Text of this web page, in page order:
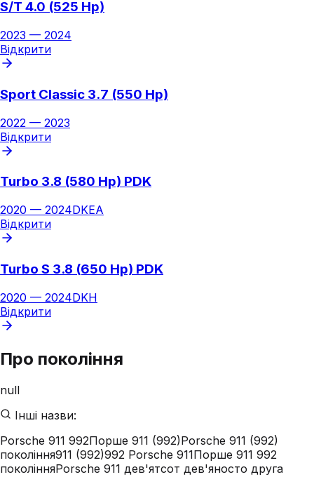
S/T 4.0 (525 Hp)
2023 — 2024
Відкрити
Sport Classic 3.7 (550 Hp)
2022 — 2023
Відкрити
Turbo 3.8 (580 Hp) PDK
2020 — 2024DKEA
Відкрити
Turbo S 3.8 (650 Hp) PDK
2020 — 2024DKH
Відкрити
Про покоління
null
Інші назви:
Porsche 911 992Порше 911 (992)Porsche 911 (992)
покоління911 (992)992 Porsche 911Порше 911 992
поколінняPorsche 911 дев'ятсот дев'яносто друга